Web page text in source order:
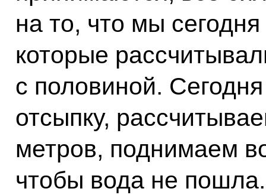
на то, что мы
которые
с половиной.
отсыпку,
метров, поднимаем
чтобы вода не